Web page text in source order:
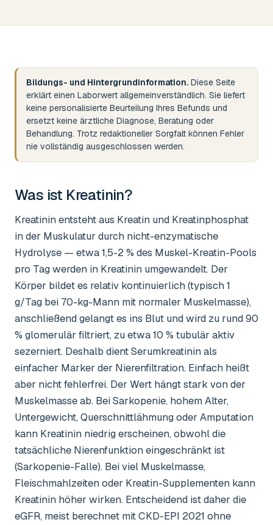
Bildungs- und Hintergrundinformation. Diese Seite
erklärt einen Laborwert allgemeinverständlich. Sie liefert
keine personalisierte Beurteilung Ihres Befunds und
ersetzt keine ärztliche Diagnose, Beratung oder
Behandlung. Trotz redaktioneller Sorgfalt können Fehler
nie vollständig ausgeschlossen werden.
Was ist Kreatinin?
Kreatinin entsteht aus Kreatin und Kreatinphosphat
in der Muskulatur durch nicht-enzymatische
Hydrolyse — etwa 1,5-2 % des Muskel-Kreatin-Pools
pro Tag werden in Kreatinin umgewandelt. Der
Körper bildet es relativ kontinuierlich (typisch 1
g/Tag bei 70-kg-Mann mit normaler Muskelmasse),
anschließend gelangt es ins Blut und wird zu rund 90
% glomerulär filtriert, zu etwa 10 % tubulär aktiv
sezerniert. Deshalb dient Serumkreatinin als
einfacher Marker der Nierenfiltration. Einfach heißt
aber nicht fehlerfrei. Der Wert hängt stark von der
Muskelmasse ab. Bei Sarkopenie, hohem Alter,
Untergewicht, Querschnittlähmung oder Amputation
kann Kreatinin niedrig erscheinen, obwohl die
tatsächliche Nierenfunktion eingeschränkt ist
(Sarkopenie-Falle). Bei viel Muskelmasse,
Fleischmahlzeiten oder Kreatin-Supplementen kann
Kreatinin höher wirken. Entscheidend ist daher die
eGFR, meist berechnet mit CKD-EPI 2021 ohne